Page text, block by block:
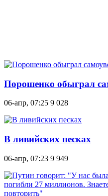
Порошенко обыграл
06-апр, 07:25 9 028
В ливийских песках
06-апр, 07:23 9 949